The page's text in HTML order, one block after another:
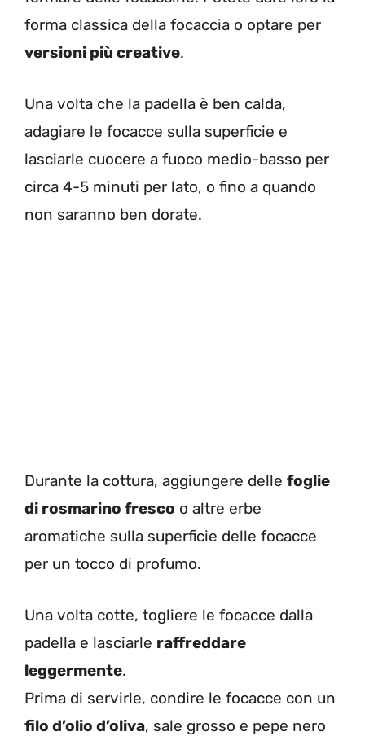
forma classica della focaccia o optare per
versioni più creative.
Una volta che la padella è ben calda,
adagiare le focacce sulla superficie e
lasciarle cuocere a fuoco medio-basso per
circa 4-5 minuti per lato, o fino a quando
non saranno ben dorate.
Durante la cottura, aggiungere delle foglie
di rosmarino fresco o altre erbe
aromatiche sulla superficie delle focacce
per un tocco di profumo.
Una volta cotte, togliere le focacce dalla
padella e lasciarle raffreddare
leggermente.
Prima di servirle, condire le focacce con un
filo d’olio d’oliva, sale grosso e pepe nero